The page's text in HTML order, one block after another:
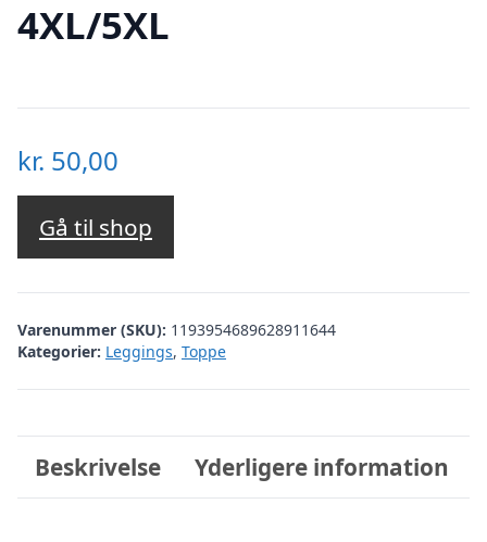
4XL/5XL
kr. 50,00
Gå til shop
Varenummer (SKU): 1193954689628911644
Kategorier: Leggings, Toppe
Beskrivelse Yderligere information